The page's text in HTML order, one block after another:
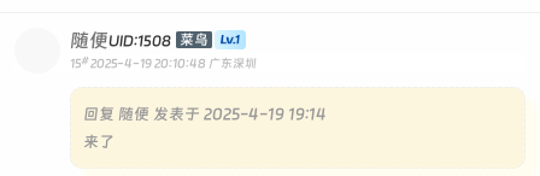
随便UID:1508 菜鸟
15# 2025-4-19 20:10:48 广东深圳
回复 随便 发表于 2025-4-19 19:14
来了